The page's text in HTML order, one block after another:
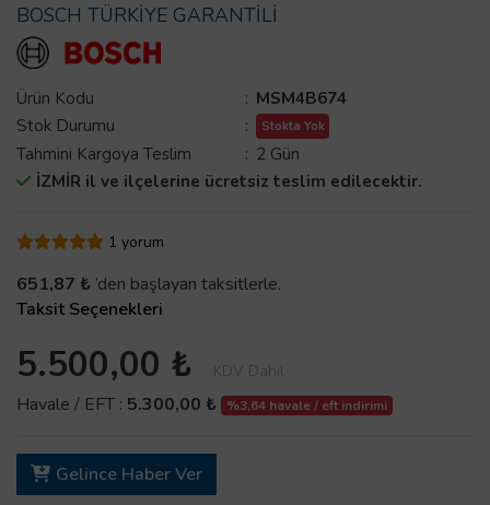
BOSCH TÜRKİYE GARANTİLİ
Ürün Kodu : MSM4B674
Stok Durumu
: Stokta Yok
Tahmini Kargoya Teslim : 2 Gün
İZMİR il ve ilçelerine ücretsiz teslim edilecektir.
1 yorum
651,87 ₺ ’den başlayan taksitlerle.
Taksit Seçenekleri
5.500,00 ₺ KDV Dahil
Havale / EFT : 5.300,00 ₺ %3,64 havale / eft indirimi
Gelince Haber Ver